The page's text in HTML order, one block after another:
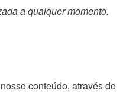
a qualquer momento.
conteúdo, através do